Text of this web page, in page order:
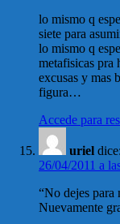
lo mismo q
siete para
lo mismo q
metafisicas pra
excusas y mas
figura…
Accede para
uriel dice:
26/04/2011 a
“No dejes para
Nuevamente